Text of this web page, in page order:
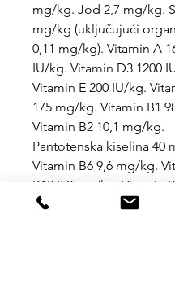
mg/kg. Jod 2,7 mg/kg.
mg/kg (uključujući
0,11 mg/kg). Vitamin A
IU/kg. Vitamin D3 1200
Vitamin E 200 IU/kg.
175 mg/kg. Vitamin B1
Vitamin B2 10,1 mg/kg.
Pantotenska kiselina 40
Vitamin B6 9,6 mg/kg.
B12 0,2 ​​mg/kg. Vitamin
mg/kg. Biotin 2,5 mg/